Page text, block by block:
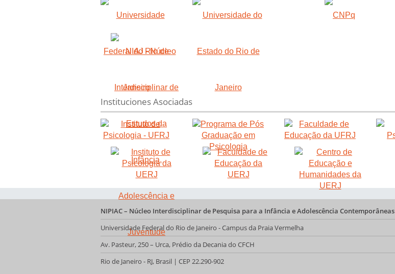
Instituciones Asociadas
NIPIAC – Núcleo Interdisciplinar de Pesquisa para a Infância e Adolescência Contemporâneas
Universidade Federal do Rio de Janeiro - Campus da Praia Vermelha
Av. Pasteur, 250 – Urca, Prédio da Decania do CFCH
Rio de Janeiro - RJ, Brasil | CEP 22.290-902